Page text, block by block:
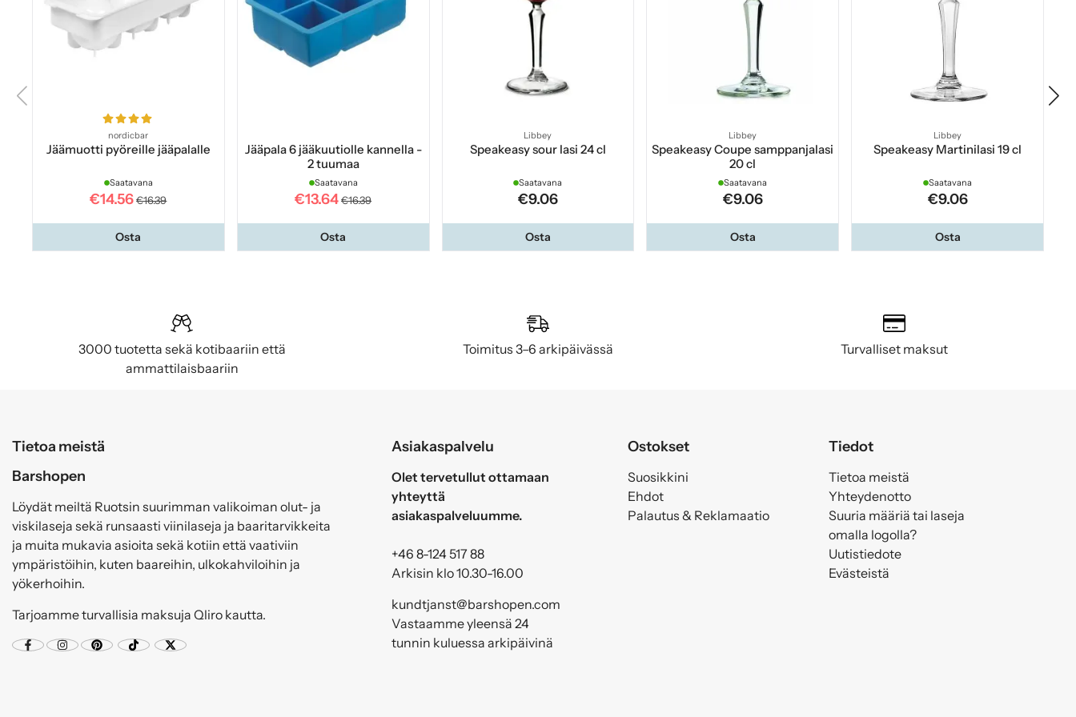
nordicbar
Jäämuotti pyöreille jääpalalle
Saatavana
€14.56 €16.39
Osta
Jääpala 6 jääkuutiolle kannella -
2 tuumaa
Saatavana
€13.64 €16.39
Osta
Libbey
Speakeasy sour lasi 24 cl
Saatavana
€9.06
Osta
Libbey
Speakeasy Coupe samppanjalasi
20 cl
Saatavana
€9.06
Osta
Libbey
Speakeasy Martinilasi 19 cl
Saatavana
€9.06
Osta
3000 tuotetta sekä kotibaariin että
ammattilaisbaariin
Toimitus 3–6 arkipäivässä Turvalliset maksut
Tietoa meistä
Barshopen
Löydät meiltä Ruotsin suurimman valikoiman olut- ja
viskilaseja sekä runsaasti viinilaseja ja baaritarvikkeita
ja muita mukavia asioita sekä kotiin että vaativiin
ympäristöihin, kuten baareihin, ulkokahviloihin ja
yökerhoihin.
Tarjoamme turvallisia maksuja Qliro kautta.
Asiakaspalvelu
Olet tervetullut ottamaan
yhteyttä
asiakaspalveluumme.
+46 8-124 517 88
Arkisin klo 10.30-16.00
kundtjanst@barshopen.com
Vastaamme yleensä 24
tunnin kuluessa arkipäivinä
Ostokset
Suosikkini
Ehdot
Palautus & Reklamaatio
Tiedot
Tietoa meistä
Yhteydenotto
Suuria määriä tai laseja
omalla logolla?
Uutistiedote
Evästeistä